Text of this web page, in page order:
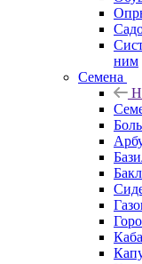
ним
Семена